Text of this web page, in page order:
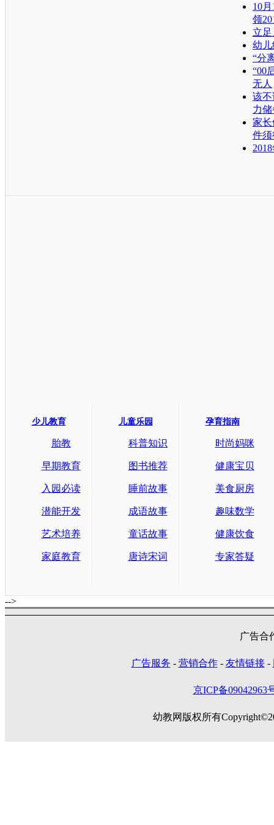
10
领
立
幼
“分
“00
无人
该不
力
家
件
少儿教育
胎教
早期教育
入园必读
潜能开发
艺术培养
家庭教育
儿童乐园
科普知识
图书推荐
睡前故事
成语故事
童话故事
唐诗宋词
孕育指南
时尚妈咪
健康宝贝
美食厨房
趣味数学
健康饮食
专家答疑
-->
广告合
广告服务 - 营销合作- 友情链接-
京ICP备09042963
幼教网版权所有